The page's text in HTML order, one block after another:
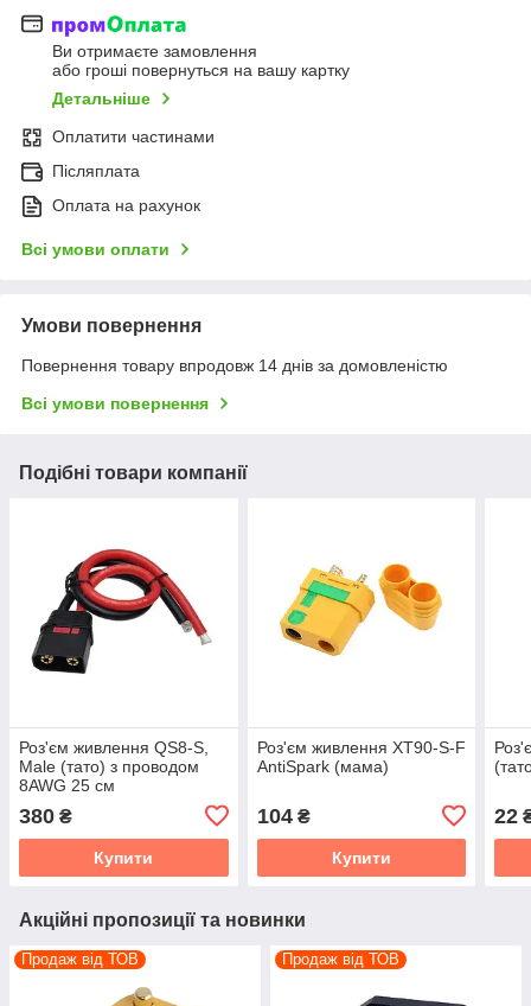
Ви отримаєте замовлення
або гроші повернуться на вашу картку
Детальніше
Оплатити частинами
Післяплата
Оплата на рахунок
Всі умови оплати
Умови повернення
Повернення товару впродовж 14 днів за домовленістю
Всі умови повернення
Подібні товари компанії
Роз'єм живлення QS8-S,
Male (тато) з проводом
8AWG 25 см
380 ₴
Купити
Роз'єм живлення XT90-S-F
AntiSpark (мама)
104₴
Купити
22
Акційні пропозиції та новинки
Продаж від ТОВ Продаж від ТОВ